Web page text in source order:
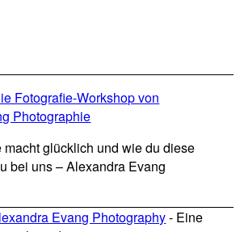
macht glücklich und wie du diese
bei uns – Alexandra Evang
Evang Photography- Eine